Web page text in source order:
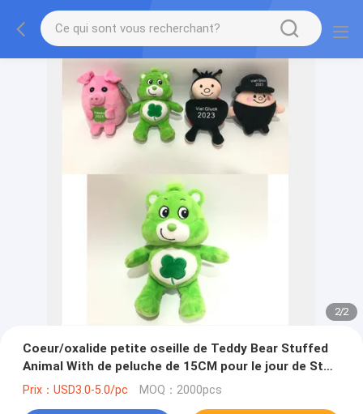
2/2
Coeur/oxalide petite oseille de Teddy Bear Stuffed
Animal With de peluche de 15CM pour le jour de St
Patrick
Prix：USD3.0-5.0/pc MOQ：2000pcs